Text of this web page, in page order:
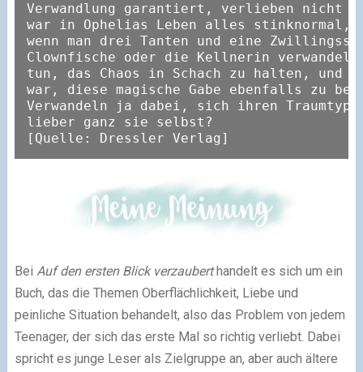
Verwandlung garantiert, verlieben nicht
war in Ophelias Leben alles stinknormal,
wenn man drei Tanten und eine
Clownfische oder die Kellnerin
tun, das Chaos in Schach zu halten,
war, diese magische Gabe ebenfalls zu
Verwandeln ja dabei, sich ihren
lieber ganz sie selbst?
[Quelle: Dressler Verlag]
Bei Auf den ersten Blick verzauberthandelt es sich um ein
Buch, das die Themen Oberflächlichkeit, Liebe und
peinliche Situation behandelt, also das Problem von jedem
Teenager, der sich das erste Mal so richtig verliebt. Dabei
spricht es junge Leser als Zielgruppe an, aber auch ältere